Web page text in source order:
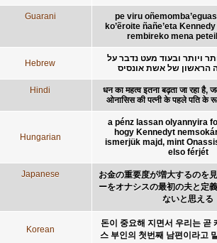
Guarani
pe viru
ko’ẽroite ñañe’eta
rembireko mena
Hebrew
ויותר ובעוד מעט נדבר על
הראשון של אשת אונסיס
Hindi
धन का महत्व इतना बढ़ता जा रहा है,
ओनासिस की पत्नी के पहले पति के
Hungarian
a pénz lassan olyannyira
hogy Kennedyt
ismerjük majd, mint
elso férjét
Japanese
お金の重要度が増大するのを
ーをオナシスの最初の夫と定
ないと思える
Korean
돈이 중요해 지면서 우리는 곧
스 부인의 첫번째 남편이라고